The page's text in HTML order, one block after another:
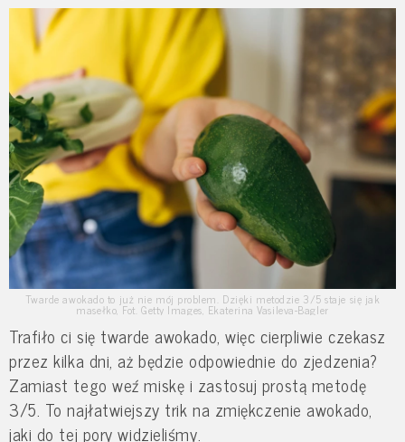
Twarde awokado to już nie mój problem. Dzięki metodzie 3/5 staje się jak
masełko, Fot. Getty Images, Ekaterina Vasileva-Bagler
Trafiło ci się twarde awokado, więc cierpliwie czekasz
przez kilka dni, aż będzie odpowiednie do zjedzenia?
Zamiast tego weź miskę i zastosuj prostą metodę
3/5. To najłatwiejszy trik na zmiękczenie awokado,
jaki do tej pory widzieliśmy.